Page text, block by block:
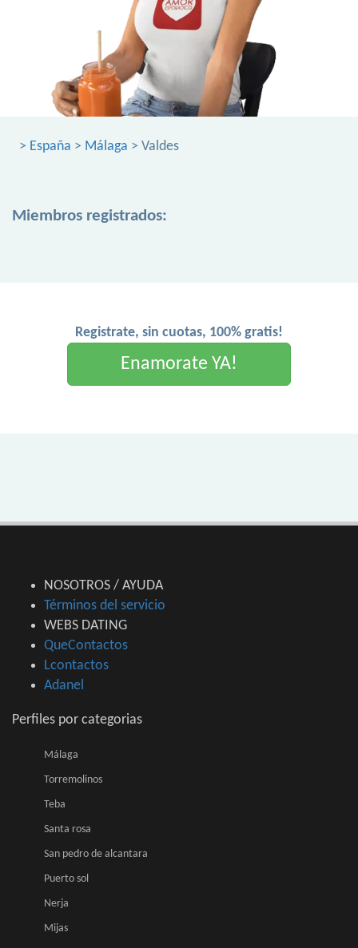
> España > Málaga > Valdes
Miembros registrados:
Registrate, sin cuotas, 100% gratis!
Enamorate YA!
NOSOTROS / AYUDA
Términos del servicio
WEBS DATING
QueContactos
Lcontactos
Adanel
Perfiles por categorias
Málaga
Torremolinos
Teba
Santa rosa
San pedro de alcantara
Puerto sol
Nerja
Mijas